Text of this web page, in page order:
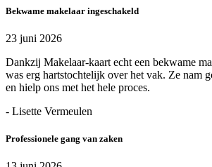
Bekwame makelaar ingeschakeld
23 juni 2026
Dankzij Makelaar-kaart echt een bekwame
was erg hartstochtelijk over het vak. Ze nam
en hielp ons met het hele proces.
- Lisette Vermeulen
Professionele gang van zaken